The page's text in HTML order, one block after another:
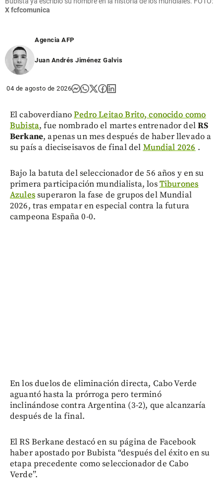
X fcfcomunica
Agencia AFP
Juan Andrés Jiménez Galvis
04 de agosto de 2026
El caboverdianoPedro Leitao Brito, conocido como
Bubista, fue nombrado el martes entrenador delRS
Berkane, apenas un mes después de haber llevado a
su país a dieciseisavos de final del Mundial 2026 .
Bajo la batuta del seleccionador de 56 años y en su
primera participación mundialista, losTiburones
Azulessuperaron la fase de grupos del Mundial
2026, tras empatar en especial contra la futura
campeona España 0-0.
En los duelos de eliminación directa, Cabo Verde
aguantó hasta la prórroga pero terminó
inclinándose contra Argentina (3-2), que alcanzaría
después de la final.
El RS Berkane destacó en su página de Facebook
haber apostado por Bubista “después del éxito en su
etapa precedente como seleccionador de Cabo
Verde”.